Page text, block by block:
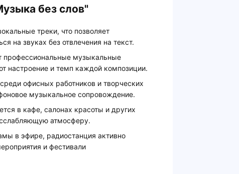
без слов"
треки, что позволяет
на звуках без отвлечения на текст.
профессиональные музыкальные
настроение и темп каждой композиции.
офисных работников и творческих
музыкальное сопровождение.
в кафе, салонах красоты и других
атмосферу.
в эфире, радиостанция активно
и фестивали